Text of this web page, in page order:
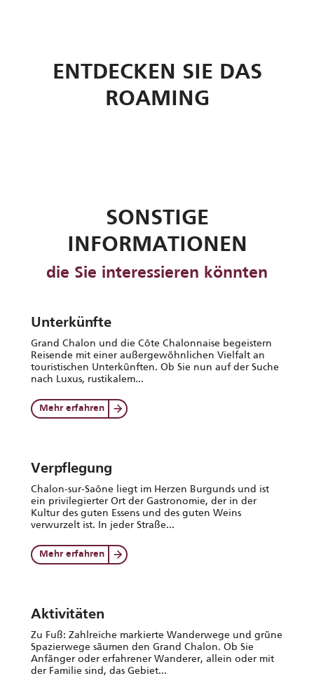
ENTDECKEN SIE DAS
ROAMING
Erkunden Sie die Côte Chalonnaise mit
SONSTIGE
INFORMATIONEN
die Sie interessieren könnten
Unterkünfte
Grand Chalon und die Côte Chalonnaise begeistern
Reisende mit einer außergewöhnlichen Vielfalt an
touristischen Unterkünften. Ob Sie nun auf der Suche
nach Luxus, rustikalem...
Mehr erfahren
Verpflegung
Chalon-sur-Saône liegt im Herzen Burgunds und ist
ein privilegierter Ort der Gastronomie, der in der
Kultur des guten Essens und des guten Weins
verwurzelt ist. In jeder Straße...
Mehr erfahren
Aktivitäten
Zu Fuß: Zahlreiche markierte Wanderwege und grüne
Spazierwege säumen den Grand Chalon. Ob Sie
Anfänger oder erfahrener Wanderer, allein oder mit
der Familie sind, das Gebiet...